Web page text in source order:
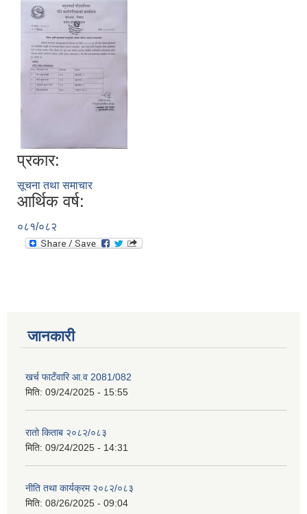
प्रकार:
सूचना तथा समाचार
आर्थिक वर्ष:
०८१/०८२
जानकारी
खर्च फाटँवारि आ.व 2081/082
मिति: 09/24/2025 - 15:55
रातो किताब २०८२/०८३
मिति: 09/24/2025 - 14:31
नीति तथा कार्यक्रम २०८२/०८३
मिति: 08/26/2025 - 09:04